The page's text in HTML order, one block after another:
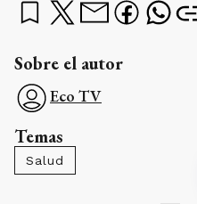
Sobre el autor
Eco TV
Temas
Salud